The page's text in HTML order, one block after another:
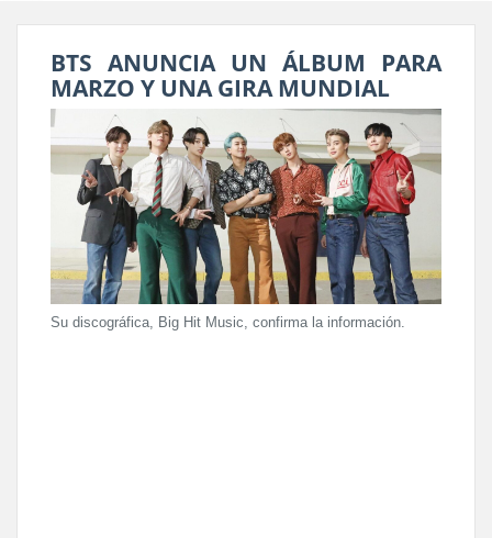
BTS ANUNCIA UN ÁLBUM PARA
MARZO Y UNA GIRA MUNDIAL
Su discográfica, Big Hit Music, confirma la información.